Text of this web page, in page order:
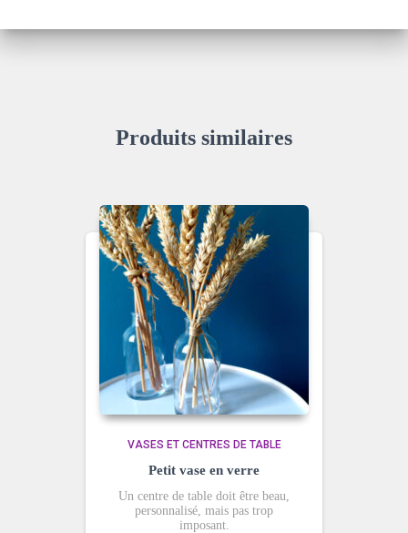
Produits similaires
VASES ET CENTRES DE TABLE
Petit vase en verre
Un centre de table doit être beau,
personnalisé, mais pas trop
imposant.